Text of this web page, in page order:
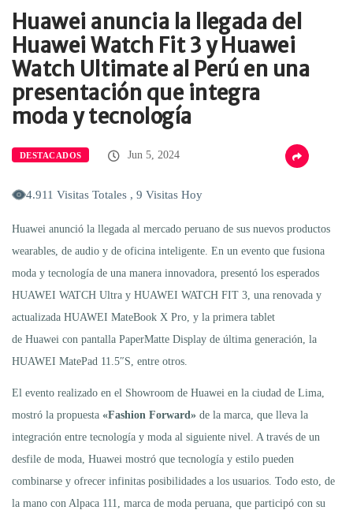
Huawei anuncia la llegada del
Huawei Watch Fit 3 y Huawei
Watch Ultimate al Perú en una
presentación que integra
moda y tecnología
DESTACADOS Jun 5, 2024
4.911 Visitas Totales , 9 Visitas Hoy
Huawei anunció la llegada al mercado peruano de sus nuevos productos
wearables, de audio y de oficina inteligente. En un evento que fusiona
moda y tecnología de una manera innovadora, presentó los esperados
HUAWEI WATCH Ultra y HUAWEI WATCH FIT 3, una renovada y
actualizada HUAWEI MateBook X Pro, y la primera tablet
de Huawei con pantalla PaperMatte Display de última generación, la
HUAWEI MatePad 11.5″S, entre otros.
El evento realizado en el Showroom de Huawei en la ciudad de Lima,
mostró la propuesta «Fashion Forward» de la marca, que lleva la
integración entre tecnología y moda al siguiente nivel. A través de un
desfile de moda, Huawei mostró que tecnología y estilo pueden
combinarse y ofrecer infinitas posibilidades a los usuarios. Todo esto, de
la mano con Alpaca 111, marca de moda peruana, que participó con su